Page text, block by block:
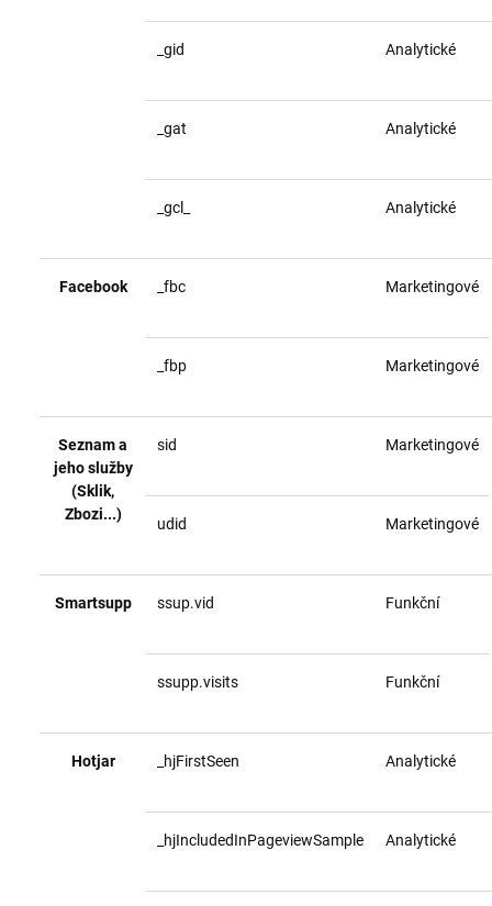
_gid Analytické
_gat Analytické
_gcl_ Analytické
Facebook _fbc Marketingové
_fbp Marketingové
Seznam a
jeho služby
(Sklik,
Zbozi...)
sid Marketingové
udid Marketingové
Smartsupp ssup.vid Funkční
ssupp.visits Funkční
Hotjar _hjFirstSeen Analytické
_hjIncludedInPageviewSample Analytické